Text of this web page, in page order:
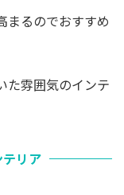
まるのでおすすめ
た雰囲気のインテ
リア